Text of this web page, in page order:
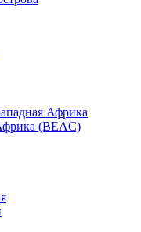
Африка
(BEAC)